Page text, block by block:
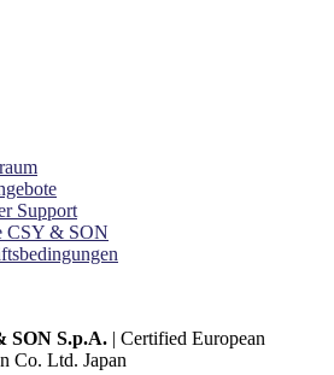
Support
CSY & SON
SON S.p.A. | Certified European
Co. Ltd. Japan